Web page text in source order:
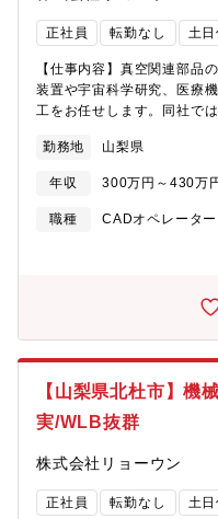
正社員 転勤なし 土
【仕事内容】真空関連部品
装置や宇宙科学研究、医療
工をお任せします。同社で
ある方は、ご活躍出来る事
り～河口までの工程全般を
勤務地 山梨県
年収 300万円～430万
職種
CADオペレーター
【山梨県北杜市】機
実/WLB抜群
株式会社リョーウン
正社員 転勤なし 土